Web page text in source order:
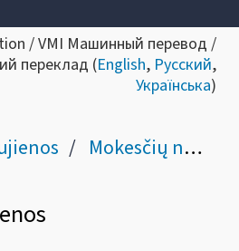
/ VMI Машинный перевод /
переклад (English, Русский,
Українська)
Mokesčių naujienos